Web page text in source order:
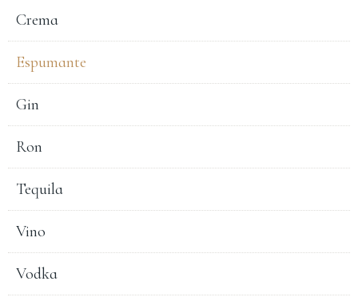
Crema
Espumante
Gin
Ron
Tequila
Vino
Vodka